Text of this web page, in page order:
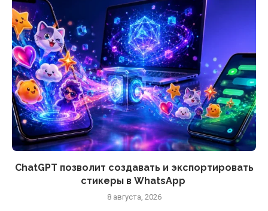
ChatGPT позволит создавать и экспортировать
стикеры в WhatsApp
8 августа, 2026